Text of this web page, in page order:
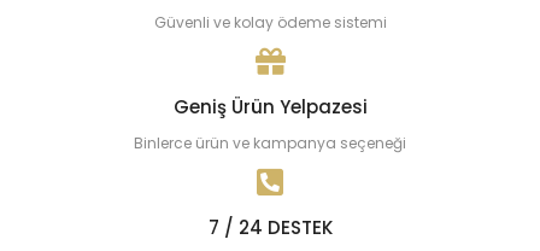
Güvenli ve kolay ödeme sistemi
Geniş Ürün Yelpazesi
Binlerce ürün ve kampanya seçeneği
7 / 24 DESTEK